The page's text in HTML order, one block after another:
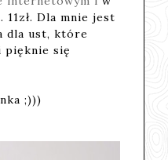
Dla mnie jest
dla ust, które
pięknie się
;)))